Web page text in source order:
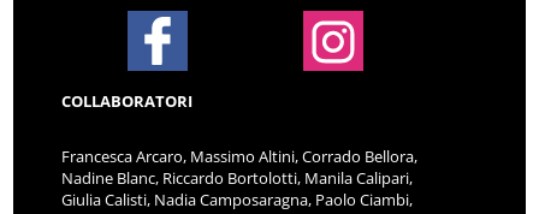
COLLABORATORI
Francesca Arcaro, Massimo Altini, Corrado Bellora,
Nadine Blanc, Riccardo Bortolotti, Manila Calipari,
Giulia Calisti, Nadia Camposaragna, Paolo Ciambi,